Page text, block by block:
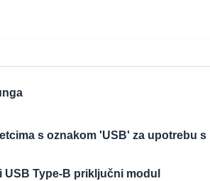
s oznakom 'USB' za upotrebu
USB Type-B priključni modul